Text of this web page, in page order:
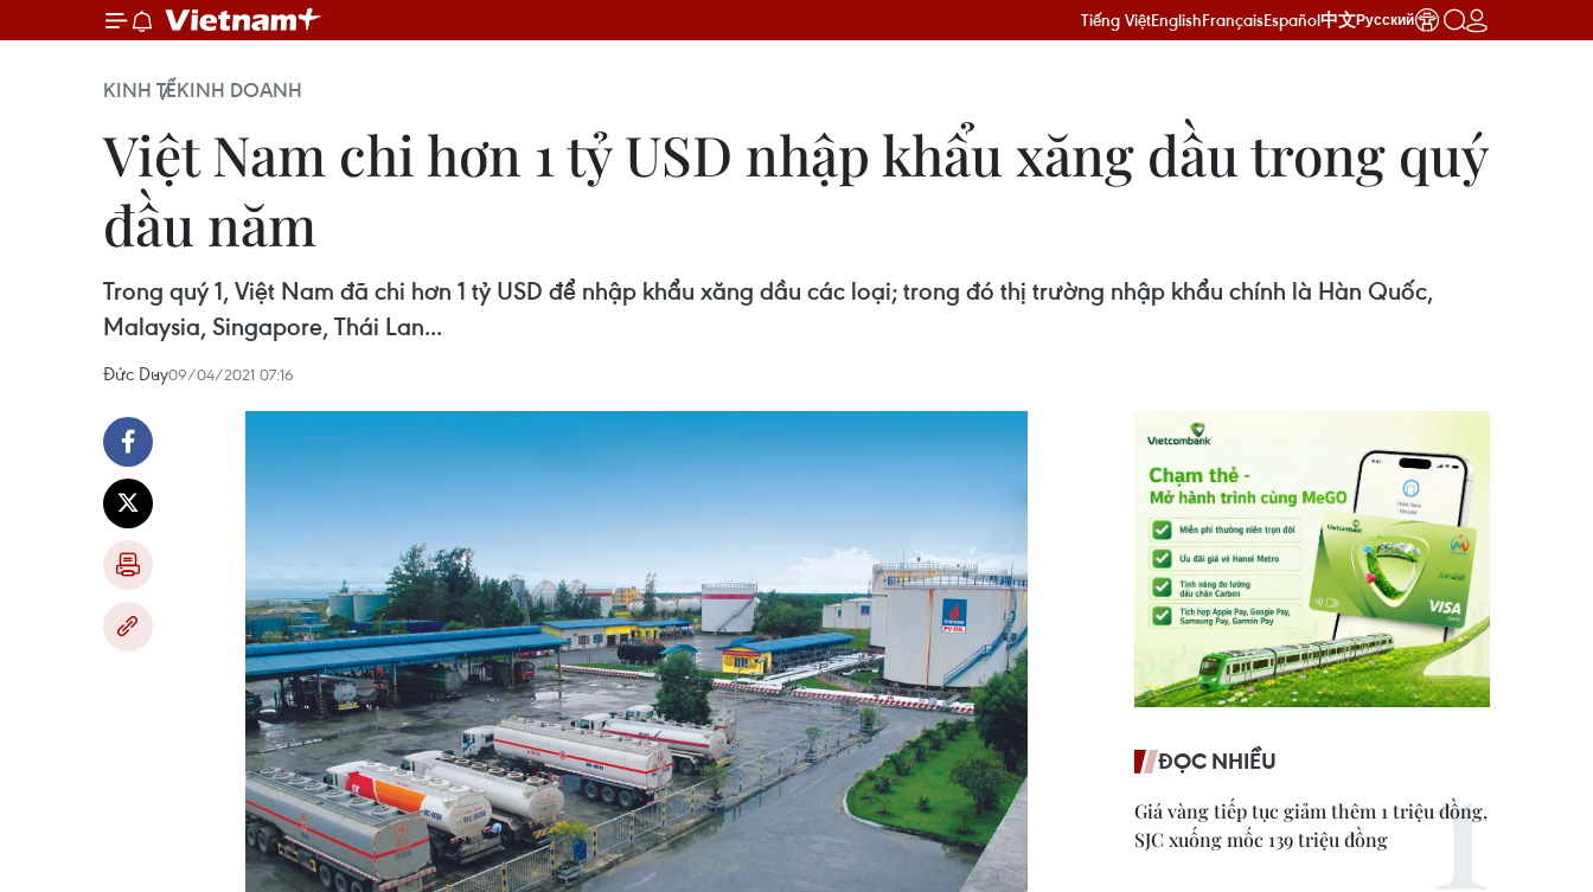
Tiếng ViệtEnglishFrançaisEspañol中文Русский
KINH TẾKINH DOANH
Việt Nam chi hơn 1 tỷ USD nhập khẩu xăng dầu trong quý
đầu năm
Trong quý 1, Việt Nam đã chi hơn 1 tỷ USD để nhập khẩu xăng dầu các loại; trong đó thị trường nhập khẩu chính là Hàn Quốc,
Malaysia, Singapore, Thái Lan...
Đức Duy09/04/2021 07:16
ĐỌC NHIỀU
Giá vàng tiếp tục giảm thêm 1 triệu đồng,
SJC xuống mốc 139 triệu đồng